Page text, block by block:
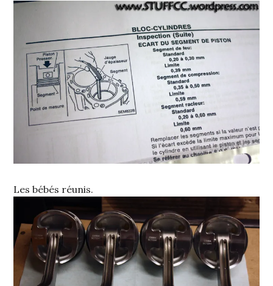
Les bébés réunis.